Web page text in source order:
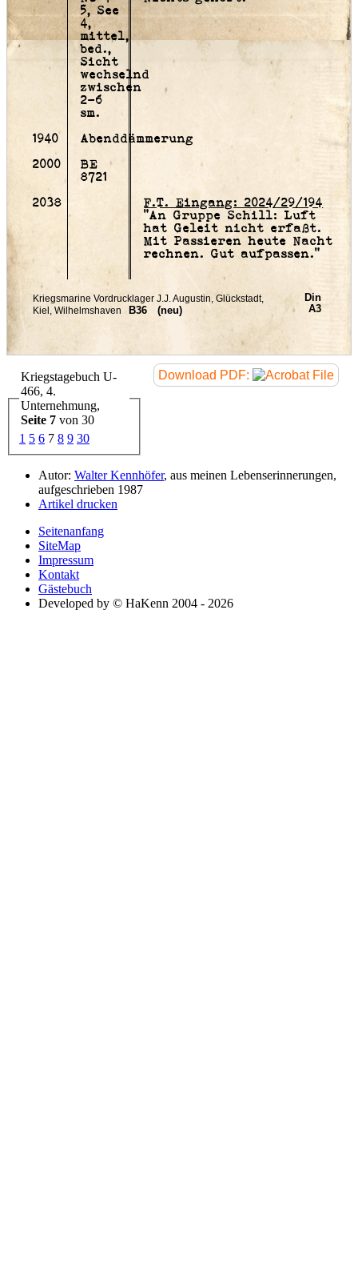
5, See
4,
mittel,
bed.,
Sicht
wechselnd
zwischen
2-6
sm.
1940
Abenddämmerung
2000
BE
8721
2038
F.T. Eingang: 2024/29/194
"An Gruppe Schill: Luft
hat Geleit nicht erfaßt.
Mit Passieren heute Nacht
rechnen. Gut aufpassen."
Download PDF:
Kriegstagebuch U-
466, 4.
Unternehmung,
Seite 7 von 30
1 5 6 7 8 9 30
Autor: Walter Kennhöfer, aus meinen Lebenserinnerungen,
aufgeschrieben 1987
Artikel drucken
Seitenanfang
SiteMap
Impressum
Kontakt
Gästebuch
Developed by © HaKenn 2004 - 2026